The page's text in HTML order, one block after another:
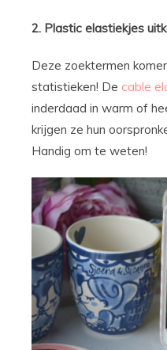
2. Plastic elastiekjes
Deze zoektermen
statistieken! De cable
inderdaad in warm of
krijgen ze hun
Handig om te weten!